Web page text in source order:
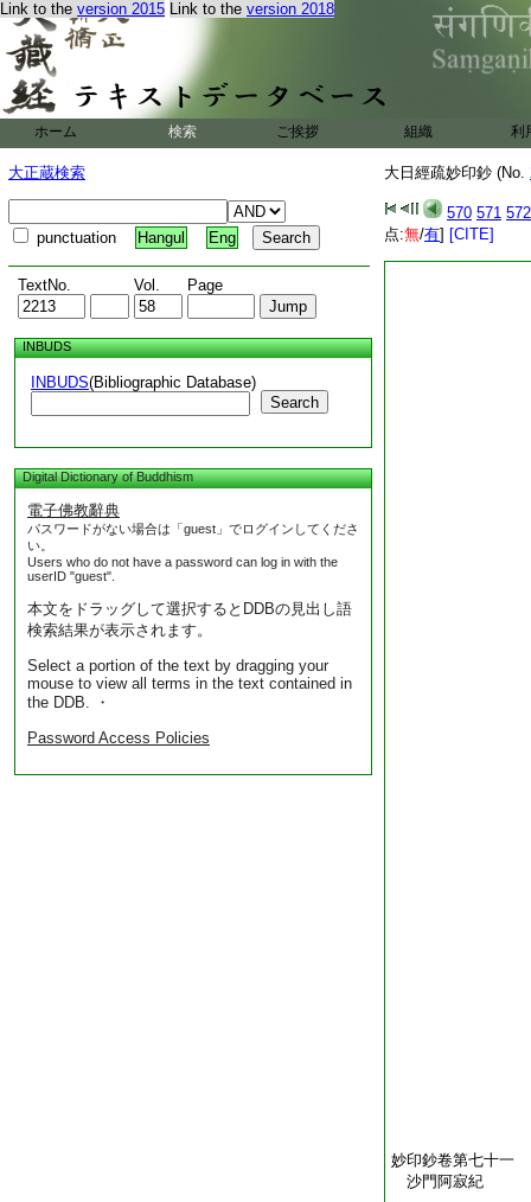
Link to the version 2015 Link to the version 2018
ホーム 検索 ご挨拶 組織 利
大正蔵検索
punctuation Hangul Eng
TextNo. Vol. Page
INBUDS
INBUDS(Bibliographic Database)
Search
Digital Dictionary of Buddhism
電子佛教辭典
パスワードがない場合は「guest」でログインしてくださ
い。
Users who do not have a password can log in with the
userID "guest".
本文をドラッグして選択するとDDBの見出し語
検索結果が表示されます。
Select a portion of the text by dragging your
mouse to view all terms in the text contained in
the DDB. ・
Password Access Policies
大日經疏妙印鈔 (No.
570 571 572
点:無/有] [CITE]
初中。次金剛手問
時執金剛乃至云何
執金剛乃至云何種
戒等者。言二乘及
佛説菩薩所持十善
也
1
御本云 元徳三
沙門宥範
六十二
妙印鈔卷第七十一
沙門阿寂紀